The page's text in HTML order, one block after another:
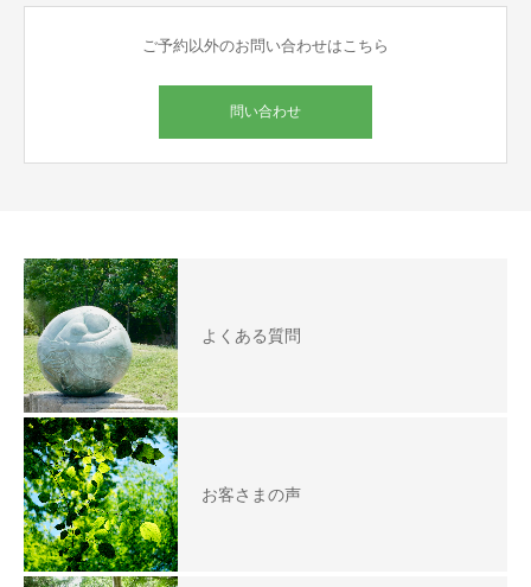
ご予約以外のお問い合わせはこちら
問い合わせ
よくある質問
お客さまの声